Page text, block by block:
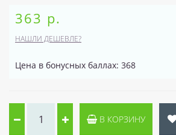
363 р.
НАШЛИ ДЕШЕВЛЕ?
Цена в бонусных баллах: 368
В КОРЗИНУ